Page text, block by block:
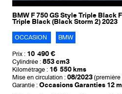
BMW F 750 GS Style Triple Black
Triple Black (Black Storm 2) 2023
OCCASION BMW
Prix : 10 490 €
Cylindrée : 853 cm3
Kilométrage : 16 550 kms
Mise en circulation : 08/2023 (première
Garantie : Occasions Garanties 12